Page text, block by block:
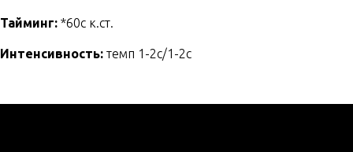
Тайминг: *60с к.ст.
Интенсивность: темп 1-2с/1-2с